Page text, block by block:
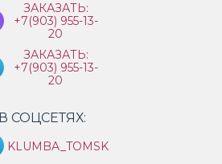
ЗАКАЗАТЬ:
+7(903) 955-13-
20
ЗАКАЗАТЬ:
+7(903) 955-13-
20
В СОЦСЕТЯХ:
KLUMBA_TOMSK